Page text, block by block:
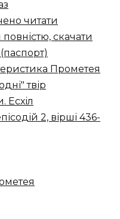
читати
скачати
Прометея
твір
Есхіл
2, вірші 436-